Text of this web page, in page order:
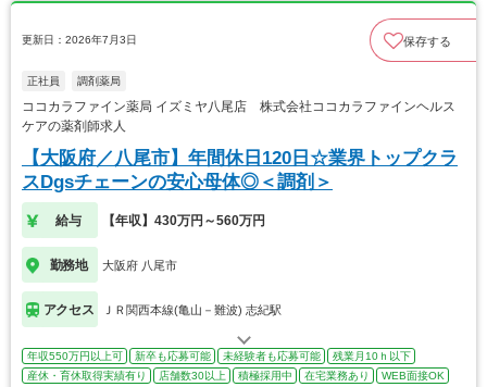
更新日：2026年7月3日 保存する
正社員 調剤薬局
ココカラファイン薬局 イズミヤ八尾店 株式会社ココカラファインヘルス
ケアの薬剤師求人
【大阪府／八尾市】年間休日120日☆業界トップクラ
スDgsチェーンの安心母体◎＜調剤＞
給与 【年収】430万円～560万円
勤務地 大阪府 八尾市
アクセス ＪＲ関西本線(亀山－難波) 志紀駅
年収550万円以上可 新卒も応募可能 未経験者も応募可能
残業月10ｈ以下
産休・育休取得実績有り
店舗数30以上 積極採用中 在宅業務あり WEB面接OK